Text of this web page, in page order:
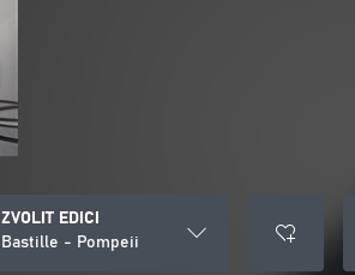
ZVOLIT EDICI
Bastille - Pompeii